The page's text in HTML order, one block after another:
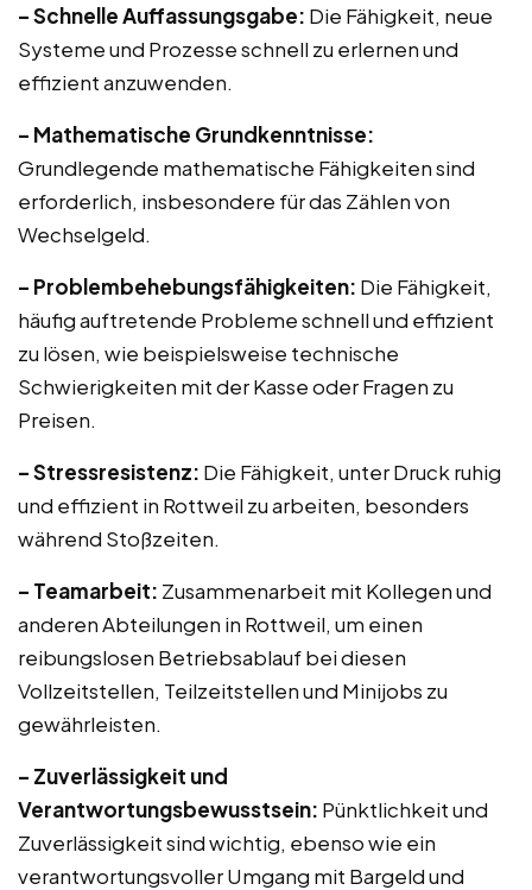
– Schnelle Auffassungsgabe: Die Fähigkeit, neue
Systeme und Prozesse schnell zu erlernen und
effizient anzuwenden.
– Mathematische Grundkenntnisse:
Grundlegende mathematische Fähigkeiten sind
erforderlich, insbesondere für das Zählen von
Wechselgeld.
– Problembehebungsfähigkeiten: Die Fähigkeit,
häufig auftretende Probleme schnell und effizient
zu lösen, wie beispielsweise technische
Schwierigkeiten mit der Kasse oder Fragen zu
Preisen.
– Stressresistenz: Die Fähigkeit, unter Druck ruhig
und effizient in Rottweil zu arbeiten, besonders
während Stoßzeiten.
– Teamarbeit: Zusammenarbeit mit Kollegen und
anderen Abteilungen in Rottweil, um einen
reibungslosen Betriebsablauf bei diesen
Vollzeitstellen, Teilzeitstellen und Minijobs zu
gewährleisten.
– Zuverlässigkeit und
Verantwortungsbewusstsein: Pünktlichkeit und
Zuverlässigkeit sind wichtig, ebenso wie ein
verantwortungsvoller Umgang mit Bargeld und